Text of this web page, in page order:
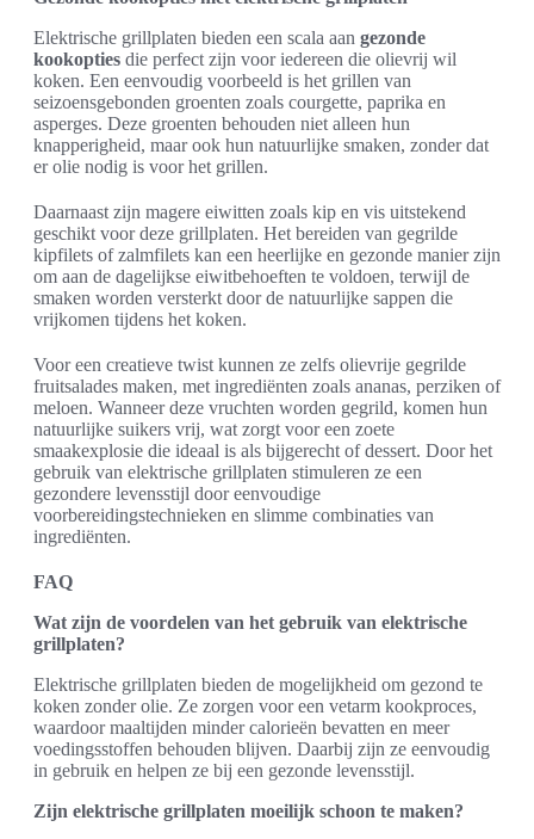
Elektrische grillplaten bieden een scala aan gezonde
kookopties die perfect zijn voor iedereen die olievrij wil
koken. Een eenvoudig voorbeeld is het grillen van
seizoensgebonden groenten zoals courgette, paprika en
asperges. Deze groenten behouden niet alleen hun
knapperigheid, maar ook hun natuurlijke smaken, zonder dat
er olie nodig is voor het grillen.
Daarnaast zijn magere eiwitten zoals kip en vis uitstekend
geschikt voor deze grillplaten. Het bereiden van gegrilde
kipfilets of zalmfilets kan een heerlijke en gezonde manier zijn
om aan de dagelijkse eiwitbehoeften te voldoen, terwijl de
smaken worden versterkt door de natuurlijke sappen die
vrijkomen tijdens het koken.
Voor een creatieve twist kunnen ze zelfs olievrije gegrilde
fruitsalades maken, met ingrediënten zoals ananas, perziken of
meloen. Wanneer deze vruchten worden gegrild, komen hun
natuurlijke suikers vrij, wat zorgt voor een zoete
smaakexplosie die ideaal is als bijgerecht of dessert. Door het
gebruik van elektrische grillplaten stimuleren ze een
gezondere levensstijl door eenvoudige
voorbereidingstechnieken en slimme combinaties van
ingrediënten.
FAQ
Wat zijn de voordelen van het gebruik van elektrische
grillplaten?
Elektrische grillplaten bieden de mogelijkheid om gezond te
koken zonder olie. Ze zorgen voor een vetarm kookproces,
waardoor maaltijden minder calorieën bevatten en meer
voedingsstoffen behouden blijven. Daarbij zijn ze eenvoudig
in gebruik en helpen ze bij een gezonde levensstijl.
Zijn elektrische grillplaten moeilijk schoon te maken?